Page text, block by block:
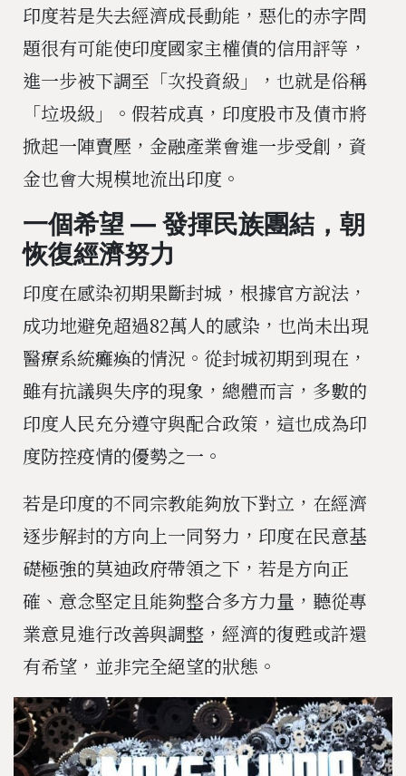
印度若是失去經濟成長動能，惡化的赤字問
題很有可能使印度國家主權債的信用評等，
進一步被下調至「次投資級」，也就是俗稱
「垃圾級」。假若成真，印度股市及債市將
掀起一陣賣壓，金融產業會進一步受創，資
金也會大規模地流出印度。
一個希望 — 發揮民族團結，朝
恢復經濟努力
印度在感染初期果斷封城，根據官方說法，
成功地避免超過82萬人的感染，也尚未出現
醫療系統癱瘓的情況。從封城初期到現在，
雖有抗議與失序的現象，總體而言，多數的
印度人民充分遵守與配合政策，這也成為印
度防控疫情的優勢之一。
若是印度的不同宗教能夠放下對立，在經濟
逐步解封的方向上一同努力，印度在民意基
礎極強的莫迪政府帶領之下，若是方向正
確、意念堅定且能夠整合多方力量，聽從專
業意見進行改善與調整，經濟的復甦或許還
有希望，並非完全絕望的狀態。